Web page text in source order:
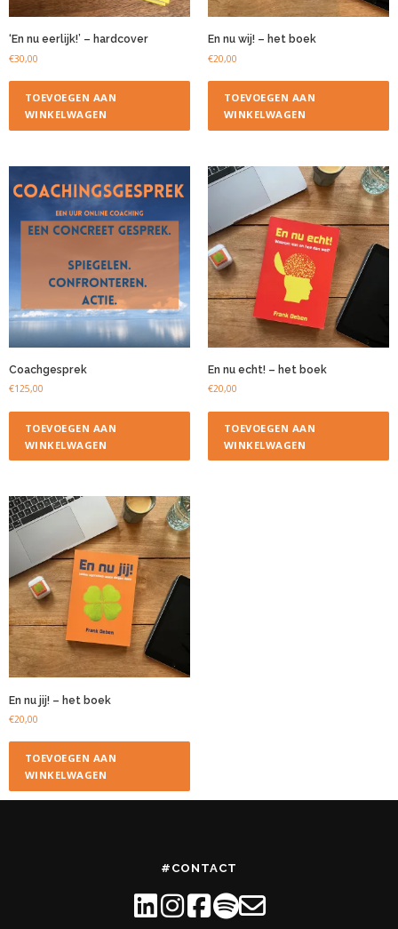
‘En nu eerlijk!’ – hardcover
€30,00
TOEVOEGEN AAN
WINKELWAGEN
En nu wij! – het boek
€20,00
TOEVOEGEN AAN
WINKELWAGEN
Coachgesprek
€125,00
TOEVOEGEN AAN
WINKELWAGEN
En nu echt! – het boek
€20,00
TOEVOEGEN AAN
WINKELWAGEN
En nu jij! – het boek
€20,00
TOEVOEGEN AAN
WINKELWAGEN
#CONTACT